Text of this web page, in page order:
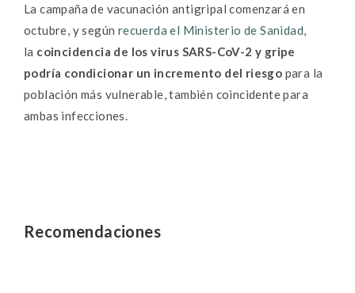
La campaña de vacunación antigripal comenzará en
octubre, y según recuerda el Ministerio de Sanidad,
la coincidencia de los virus SARS-CoV-2 y gripe
podría condicionar un incremento del riesgo para la
población más vulnerable, también coincidente para
ambas infecciones.
Recomendaciones